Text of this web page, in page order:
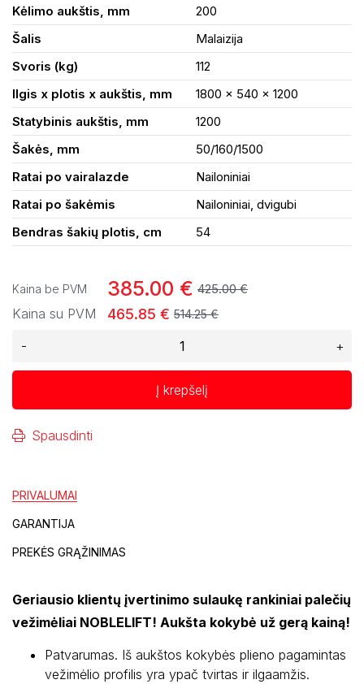
Kėlimo aukštis, mm
200
Šalis
Malaizija
Svoris (kg)
112
Ilgis x plotis x aukštis, mm
1800 x 540 x 1200
Statybinis aukštis, mm
1200
Šakės, mm
50/160/1500
Ratai po vairalazde
Nailoniniai
Ratai po šakėmis
Nailoniniai, dvigubi
Bendras šakių plotis, cm
54
Kaina be PVM 385.00 € 425.00 €
Kaina su PVM 465.85 € 514.25 €
- +
Į krepšelį
Spausdinti
PRIVALUMAI
GARANTIJA
PREKĖS GRĄŽINIMAS
Geriausio klientų įvertinimo sulaukę rankiniai palečių
vežimėliai NOBLELIFT! Aukšta kokybė už gerą kainą!
Patvarumas. Iš aukštos kokybės plieno pagamintas
vežimėlio profilis yra ypač tvirtas ir ilgaamžis.